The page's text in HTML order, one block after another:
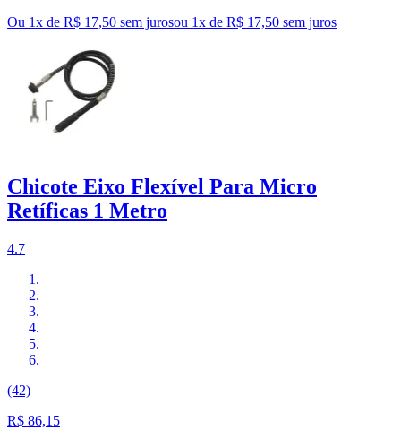
Ou 1x de R$ 17,50 sem jurosou 1x de R$ 17,50 sem juros
Chicote Eixo Flexível Para Micro
Retíficas 1 Metro
4.7
(42)
R$ 86,15